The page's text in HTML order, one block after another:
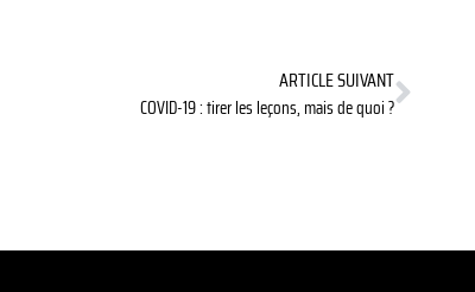
ARTICLE SUIVANT
COVID-19 : tirer les leçons, mais de quoi ?